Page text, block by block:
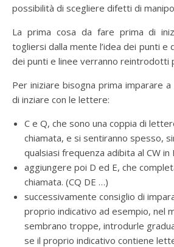
possibilità di scegliere difetti di
La prima cosa da fare prima di
togliersi dalla mente l’idea dei punti e
dei punti e linee verranno reintrodotti
Per iniziare bisogna prima imparare
di inziare con le lettere:
C e Q, che sono una coppia di
chiamata, e si sentiranno spesso,
qualsiasi frequenza adibita al CW in
aggiungere poi D ed E, che
chiamata. (CQ DE …)
successivamente consiglio di
proprio indicativo ad esempio, nel
sembrano troppe, introdurle
se il proprio indicativo contiene